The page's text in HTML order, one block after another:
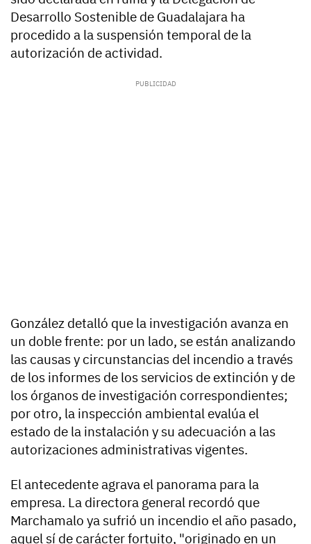
Desarrollo Sostenible de Guadalajara ha
procedido a la suspensión temporal de la
autorización de actividad.
González detalló que la investigación avanza en
un doble frente: por un lado, se están analizando
las causas y circunstancias del incendio a través
de los informes de los servicios de extinción y de
los órganos de investigación correspondientes;
por otro, la inspección ambiental evalúa el
estado de la instalación y su adecuación a las
autorizaciones administrativas vigentes.
El antecedente agrava el panorama para la
empresa. La directora general recordó que
Marchamalo ya sufrió un incendio el año pasado,
aquel sí de carácter fortuito, "originado en un